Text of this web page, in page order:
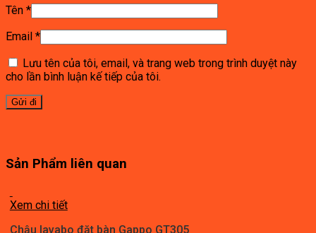
Tên *
Email *
Lưu tên của tôi, email, và trang web trong trình duyệt này
cho lần bình luận kế tiếp của tôi.
Sản Phẩm liên quan
Xem chi tiết
Chậu lavabo đặt bàn Gappo GT305